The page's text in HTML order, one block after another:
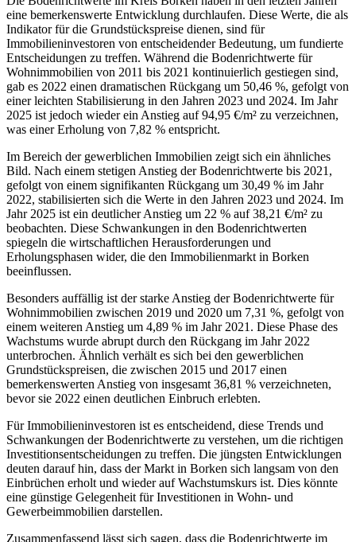
eine bemerkenswerte Entwicklung durchlaufen. Diese Werte, die als
Indikator für die Grundstückspreise dienen, sind für
Immobilieninvestoren von entscheidender Bedeutung, um fundierte
Entscheidungen zu treffen. Während die Bodenrichtwerte für
Wohnimmobilien von 2011 bis 2021 kontinuierlich gestiegen sind,
gab es 2022 einen dramatischen Rückgang um 50,46 %, gefolgt von
einer leichten Stabilisierung in den Jahren 2023 und 2024. Im Jahr
2025 ist jedoch wieder ein Anstieg auf 94,95 €/m² zu verzeichnen,
was einer Erholung von 7,82 % entspricht.
Im Bereich der gewerblichen Immobilien zeigt sich ein ähnliches
Bild. Nach einem stetigen Anstieg der Bodenrichtwerte bis 2021,
gefolgt von einem signifikanten Rückgang um 30,49 % im Jahr
2022, stabilisierten sich die Werte in den Jahren 2023 und 2024. Im
Jahr 2025 ist ein deutlicher Anstieg um 22 % auf 38,21 €/m² zu
beobachten. Diese Schwankungen in den Bodenrichtwerten
spiegeln die wirtschaftlichen Herausforderungen und
Erholungsphasen wider, die den Immobilienmarkt in Borken
beeinflussen.
Besonders auffällig ist der starke Anstieg der Bodenrichtwerte für
Wohnimmobilien zwischen 2019 und 2020 um 7,31 %, gefolgt von
einem weiteren Anstieg um 4,89 % im Jahr 2021. Diese Phase des
Wachstums wurde abrupt durch den Rückgang im Jahr 2022
unterbrochen. Ähnlich verhält es sich bei den gewerblichen
Grundstückspreisen, die zwischen 2015 und 2017 einen
bemerkenswerten Anstieg von insgesamt 36,81 % verzeichneten,
bevor sie 2022 einen deutlichen Einbruch erlebten.
Für Immobilieninvestoren ist es entscheidend, diese Trends und
Schwankungen der Bodenrichtwerte zu verstehen, um die richtigen
Investitionsentscheidungen zu treffen. Die jüngsten Entwicklungen
deuten darauf hin, dass der Markt in Borken sich langsam von den
Einbrüchen erholt und wieder auf Wachstumskurs ist. Dies könnte
eine günstige Gelegenheit für Investitionen in Wohn- und
Gewerbeimmobilien darstellen.
Zusammenfassend lässt sich sagen, dass die Bodenrichtwerte im